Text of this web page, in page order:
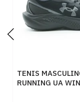
TENIS
RUNNING UA